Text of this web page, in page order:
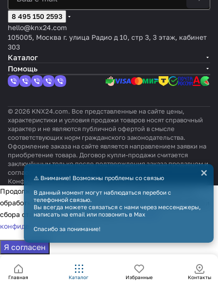
Главная Каталог Избранные Контакты
8 495 150 2593
hello@knx24.com
105005, Москва г. улица Радио д 10, стр 3, 3 этаж, кабинет
303
Каталог
Помощь
© 2026 KNX24.com. Все представленные на сайте цены,
характеристики и условия продажи товаров носят справочный
характер и не являются публичной офертой в смысле
соответствующих норм гражданского законодательства.
Оформление заказа на сайте является направлением заявки на
приобретение товара. Договор купли-продажи считается
заключённым только после подтверждения заказа продавцом и
согласования всех условий.
КонфиденциальностьОферта
⚠️ Внимание! Возможны проблемы со связью
В данный момент могут наблюдаться перебои с
телефонной связью.
Вы всегда можете связаться с нами через мессенджеры,
написать на email или позвонить в Max
Спасибо за понимание!
×
Продолжая использовать наш сайт, вы даёте согласие на
обработку файлов cookie в целях функционирования сайта и
сбора статистики в соответствии сполитикой
конфиденциальности
Я согласен